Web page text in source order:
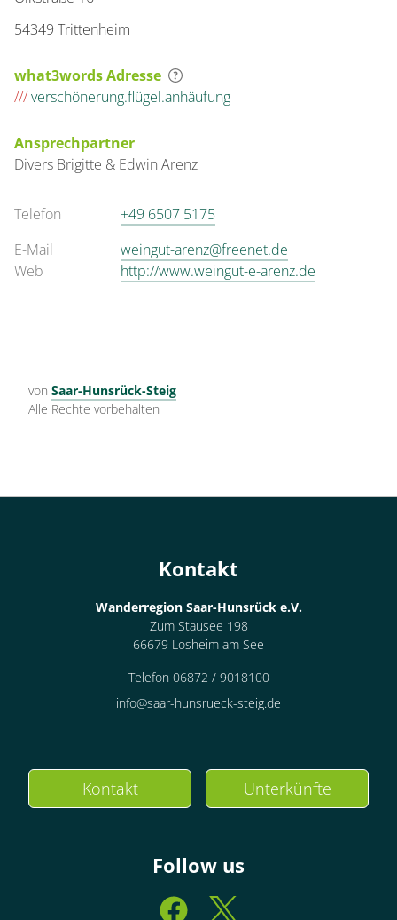
54349 Trittenheim
what3words Adresse
///verschönerung.flügel.anhäufung
Ansprechpartner
Divers Brigitte & Edwin Arenz
Telefon
+49 6507 5175
E-Mail
weingut-arenz@freenet.de
Web
http://www.weingut-e-arenz.de
von Saar-Hunsrück-Steig
Alle Rechte vorbehalten
Kontakt
Wanderregion Saar-Hunsrück e.V.
Zum Stausee 198
66679 Losheim am See
Telefon 06872 / 9018100
info@saar-hunsrueck-steig.de
Kontakt Unterkünfte
Follow us